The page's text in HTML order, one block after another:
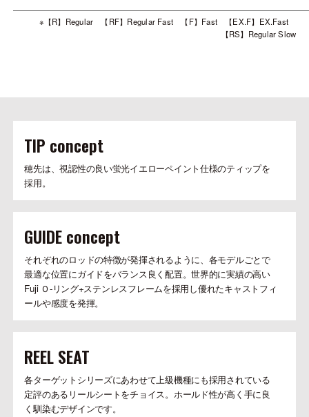
※【R】Regular 【RF】Regular Fast 【F】Fast 【EX.F】EX.Fast
【RS】Regular Slow
TIP concept
穂先は、視認性の良い蛍光イエローペイント仕様のティップを
採用。
GUIDE concept
それぞれのロッドの特徴が発揮されるように、各モデルごとで
最適な位置にガイドをバランス良く配置。世界的に実績の高い
Fuji Ｏ-リング+ステンレスフレームを採用し優れたキャストフィ
ールや感度を発揮。
REEL SEAT
各ターゲットシリーズにあわせて上級機種にも採用されている
定評のあるリールシートをチョイス。ホールド性が高く手に良
く馴染むデザインです。